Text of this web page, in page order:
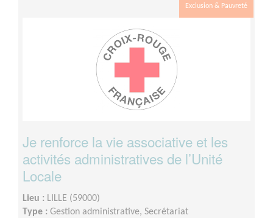
Exclusion & Pauvreté
Je renforce la vie associative et les
activités administratives de l’Unité
Locale
Lieu : LILLE (59000)
Type : Gestion administrative, Secrétariat